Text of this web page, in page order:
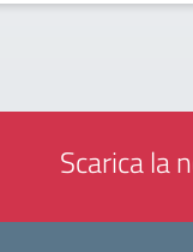
Scarica la